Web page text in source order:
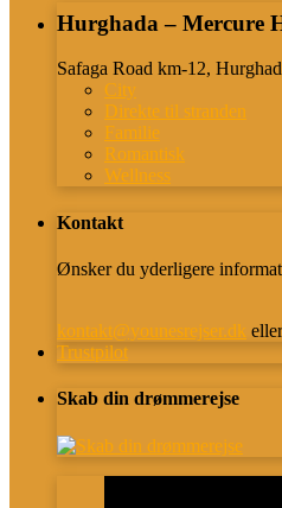
Hurghada – Mercure
Safaga Road km-12,
City
Direkte til stranden
Familie
Romantisk
Wellness
Kontakt
Ønsker du yderligere
kontakt@younesrejser.dk
Trustpilot
Skab din drømmerejse